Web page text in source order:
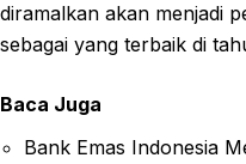
diramalkan akan menjadi
sebagai yang terbaik di
Baca Juga
Bank Emas Indonesia